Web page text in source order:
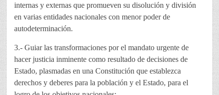
internas y externas que promueven su disolución y división
en varias entidades nacionales con menor poder de
autodeterminación.
3.- Guiar las transformaciones por el mandato urgente de
hacer justicia inminente como resultado de decisiones de
Estado, plasmadas en una Constitución que establezca
derechos y deberes para la población y el Estado, para el